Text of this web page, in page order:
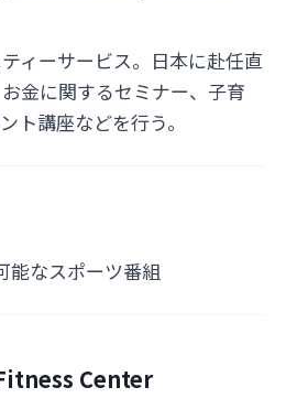
ィーサービス。日本に赴任直
金に関するセミナー、子育
ト講座などを行う。
能なスポーツ番組
Center